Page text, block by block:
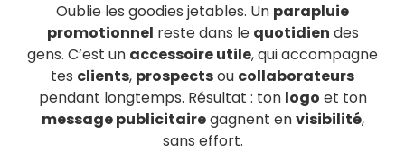
Oublie les goodies jetables. Un parapluie
promotionnel reste dans le quotidien des
gens. C’est un accessoire utile, qui accompagne
tes clients, prospectsou collaborateurs
pendant longtemps. Résultat : ton logo et ton
message publicitairegagnent envisibilité,
sans effort.